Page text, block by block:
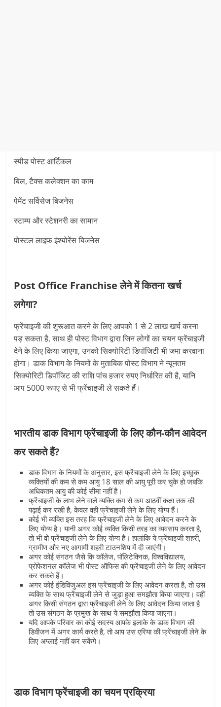
स्पीड पोस्ट आर्टिकल
बिल, टैक्स कलेक्शन का काम
पेमेंट सर्विसेज बिजनेस
स्टाम्प और स्टेशनरी का सामान
पोस्टल लाइफ इंश्योरेंस बिजनेस
Post Office Franchise लेने में कितना खर्च
लगेगा?
फ्रेंचाइजी की शुरूआत करने के लिए आपको 1 से 2 लाख खर्च करना
पड़ सकता है, साथ ही पोस्ट विभाग द्वारा जिन लोगों का चयन फ्रेंचाइजी
देने के लिए किया जाएगा, उनको सिक्योरिटी डिपॉजिटी भी जमा करवाना
होगा। डाक विभाग के नियमों के मुताबिक पोस्ट विभाग ने न्यूनतम
सिक्योरिटी डिपॉजिट की राशि पांच हजार रुपए निर्धारित की है, यानि
आप 5000 रूपए से भी फ्रेंचाइजी ले सकते हैंं।
भारतीय डाक विभाग फ्रेंचाइजी के लिए कौन-कौन आवेदन
कर सकते हैंं?
डाक विभाग के नियमों के अनुसार, इस फ्रेंचाइजी लेने के लिए इच्छुक
व्यक्तियों की कम से कम आयु 18 साल की आयु पूरी कर चुके हो जबकि
अधिकतम आयु की कोई सीमा नहीं है।
फ्रेंचाइजी के लाभ लेने वाले व्यक्ति कम से कम आठवीं कक्षा तक की
पढ़ाई कर रखी है, केवल वही फ्रेंचाइजी लेने के लिए योग्य हैं।
कोई भी व्यक्ति इस तरह कि फ्रेंचाइजी लेने के लिए आवेदन करने के
लिए योग्य है। यानी अगर कोई व्यक्ति किसी तरह का व्यवसाय करता है,
तो भी वो फ्रेंचाइजी लेने के लिए योग्य है। हालांकि ये फ्रेंचाइजी शहरी,
ग्रामीण और नए आगामी शहरी टाउनशिप में दी जाएंगी।
अगर कोई संगठन जैसे कि कॉलेज, पॉलिटेक्निक, विश्वविद्यालय,
प्रोफेशनल कॉलेज भी पोस्ट ऑफिस की फ्रेंचाइजी लेने के लिए आवेदन
कर सकते हैं।
अगर कोई इंडिविजुअल इस फ्रेंचाइजी के लिए आवेदन करता है, तो उस
व्यक्ति के साथ फ्रेंचाइजी लेने से जुड़ा हुआ समझौता किया जाएगा। वहीं
अगर किसी संगठन द्वारा फ्रेंचाइजी लेने के लिए आवेदन किया जाता है
तो उस संगठन के प्रमुख के साथ ये समझौता किया जाएगा।
यदि आपके परिवार का कोई सदस्य आपके इलाके के डाक विभाग की
डिवीजन में अगर कार्य करते है, तो आप उस एरिया की फ्रेंचाइजी लेने के
लिए अप्लाई नहीं कर सकेंगे।
डाक विभाग फ्रेंचाइजी का चयन प्रक्रिया